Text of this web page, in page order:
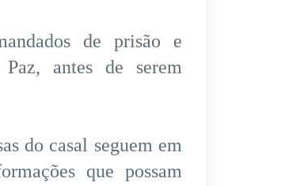
de prisão e
antes de serem
do casal seguem em
que possam